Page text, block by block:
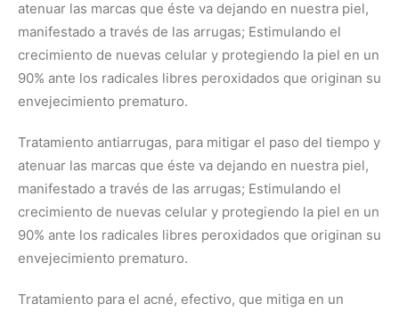
atenuar las marcas que éste va dejando en nuestra piel,
manifestado a través de las arrugas; Estimulando el
crecimiento de nuevas celular y protegiendo la piel en un
90% ante los radicales libres peroxidados que originan su
envejecimiento prematuro.
Tratamiento antiarrugas, para mitigar el paso del tiempo y
atenuar las marcas que éste va dejando en nuestra piel,
manifestado a través de las arrugas; Estimulando el
crecimiento de nuevas celular y protegiendo la piel en un
90% ante los radicales libres peroxidados que originan su
envejecimiento prematuro.
Tratamiento para el acné, efectivo, que mitiga en un